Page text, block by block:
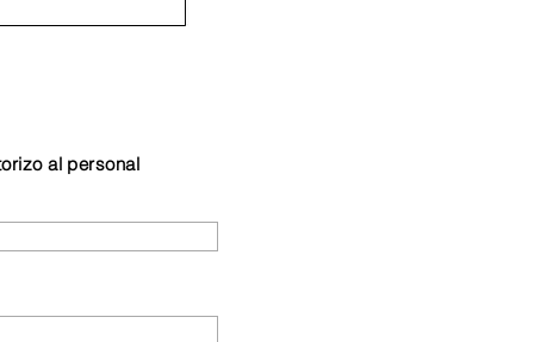
al personal